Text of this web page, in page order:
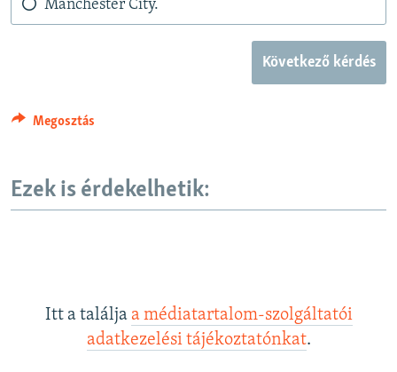
Manchester City.
Következő kérdés
Megosztás
Ezek is érdekelhetik:
Itt a találja a médiatartalom-szolgáltatói
adatkezelési tájékoztatónkat.